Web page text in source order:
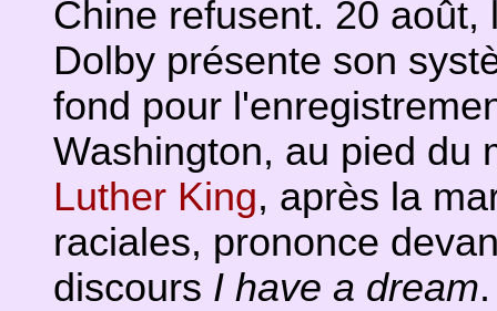
Chine refusent. 20
Dolby présente son
fond pour
Washington, au pied du
Luther King, après la
raciales, prononce
discours I have a dream